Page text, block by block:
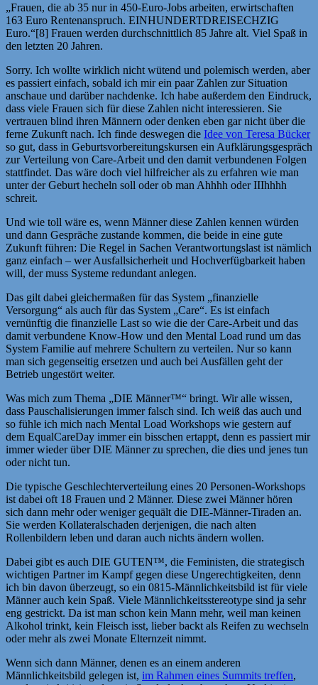
„Frauen, die ab 35 nur in 450-Euro-Jobs arbeiten, erwirtschaften
163 Euro Rentenanspruch. EINHUNDERTDREISECHZIG
Euro.“[8] Frauen werden durchschnittlich 85 Jahre alt. Viel Spaß in
den letzten 20 Jahren.
Sorry. Ich wollte wirklich nicht wütend und polemisch werden, aber
es passiert einfach, sobald ich mir ein paar Zahlen zur Situation
anschaue und darüber nachdenke. Ich habe außerdem den Eindruck,
dass viele Frauen sich für diese Zahlen nicht interessieren. Sie
vertrauen blind ihren Männern oder denken eben gar nicht über die
ferne Zukunft nach. Ich finde deswegen die Idee von Teresa Bücker
so gut, dass in Geburtsvorbereitungskursen ein Aufklärungsgespräch
zur Verteilung von Care-Arbeit und den damit verbundenen Folgen
stattfindet. Das wäre doch viel hilfreicher als zu erfahren wie man
unter der Geburt hecheln soll oder ob man Ahhhh oder IIIhhhh
schreit.
Und wie toll wäre es, wenn Männer diese Zahlen kennen würden
und dann Gespräche zustande kommen, die beide in eine gute
Zukunft führen: Die Regel in Sachen Verantwortungslast ist nämlich
ganz einfach – wer Ausfallsicherheit und Hochverfügbarkeit haben
will, der muss Systeme redundant anlegen.
Das gilt dabei gleichermaßen für das System „finanzielle
Versorgung“ als auch für das System „Care“. Es ist einfach
vernünftig die finanzielle Last so wie die der Care-Arbeit und das
damit verbundene Know-How und den Mental Load rund um das
System Familie auf mehrere Schultern zu verteilen. Nur so kann
man sich gegenseitig ersetzen und auch bei Ausfällen geht der
Betrieb ungestört weiter.
Was mich zum Thema „DIE Männer™“ bringt. Wir alle wissen,
dass Pauschalisierungen immer falsch sind. Ich weiß das auch und
so fühle ich mich nach Mental Load Workshops wie gestern auf
dem EqualCareDay immer ein bisschen ertappt, denn es passiert mir
immer wieder über DIE Männer zu sprechen, die dies und jenes tun
oder nicht tun.
Die typische Geschlechterverteilung eines 20 Personen-Workshops
ist dabei oft 18 Frauen und 2 Männer. Diese zwei Männer hören
sich dann mehr oder weniger gequält die DIE-Männer-Tiraden an.
Sie werden Kollateralschaden derjenigen, die nach alten
Rollenbildern leben und daran auch nichts ändern wollen.
Dabei gibt es auch DIE GUTEN™, die Feministen, die strategisch
wichtigen Partner im Kampf gegen diese Ungerechtigkeiten, denn
ich bin davon überzeugt, so ein 0815-Männlichkeitsbild ist für viele
Männer auch kein Spaß. Viele Männlichkeitsstereotype sind ja sehr
eng gestrickt. Da ist man schon kein Mann mehr, weil man keinen
Alkohol trinkt, kein Fleisch isst, lieber backt als Reifen zu wechseln
oder mehr als zwei Monate Elternzeit nimmt.
Wenn sich dann Männer, denen es an einem anderen
Männlichkeitsbild gelegen ist, im Rahmen eines Summits treffen,